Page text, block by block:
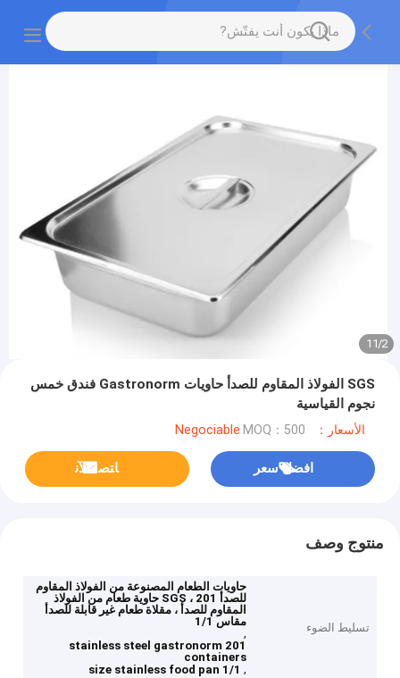
2
/
11
SGS الفولاذ المقاوم للصدأ حاويات Gastronorm فندق خمس
نجوم القياسية
الأسعار：Negociable MOQ：500
افضل سعر ﺎﺘﺼﻟ ﺍﻶﻧ
منتوج وصف
تسليط الضوء
حاويات الطعام المصنوعة من الفولاذ المقاوم
للصدأ SGS ، 201 حاوية طعام من الفولاذ
المقاوم للصدأ ، مقلاة طعام غير قابلة للصدأ
مقاس 1/1
,
201 stainless steel gastronorm
containers
,
1/1 size stainless food pan